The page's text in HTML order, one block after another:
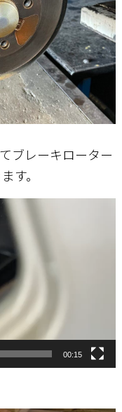
ブレーキローター
す。
00:15